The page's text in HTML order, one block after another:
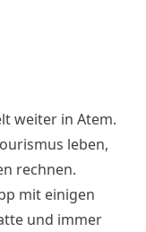
weiter in Atem.
leben,
rechnen.
mit einigen
und immer